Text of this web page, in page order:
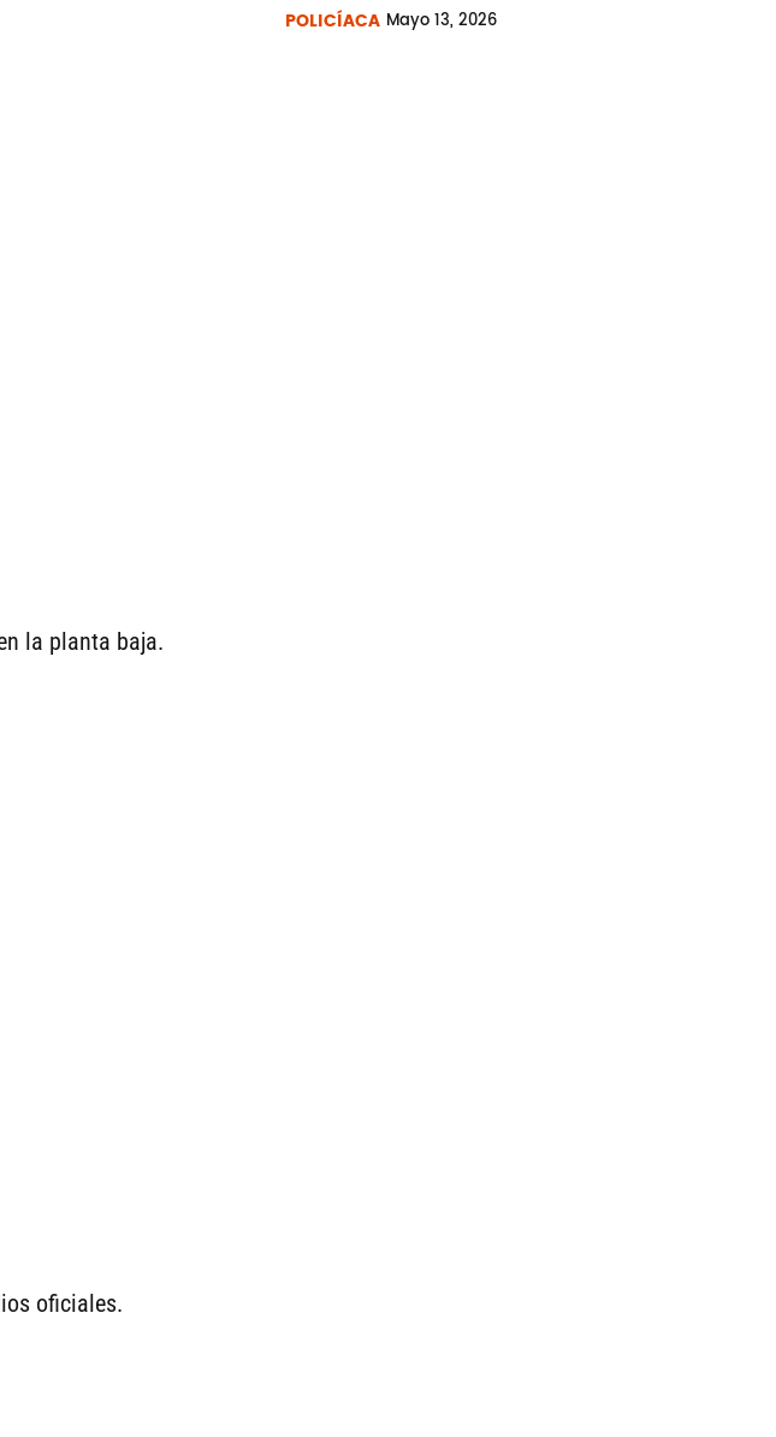
la planta baja.
oficiales.
POLICÍACA Mayo13, 2026